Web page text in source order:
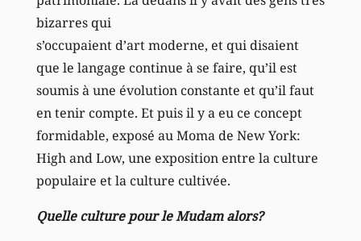
bizarres qui
s’occupaient d’art moderne, et qui disaient
que le langage continue à se faire, qu’il est
soumis à une évolution constante et qu’il faut
en tenir compte. Et puis il y a eu ce concept
formidable, exposé au Moma de New York:
High and Low, une exposition entre la culture
populaire et la culture cultivée.
Quelle culture pour le Mudam alors?